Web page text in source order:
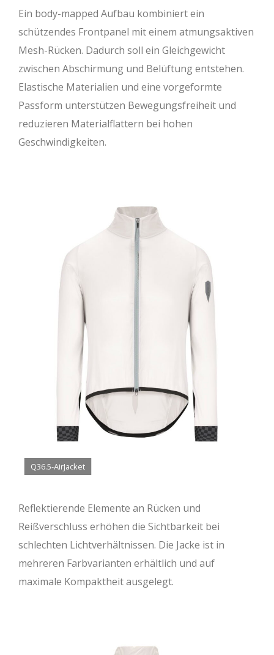
Ein body-mapped Aufbau kombiniert ein
schützendes Frontpanel mit einem atmungsaktiven
Mesh-Rücken. Dadurch soll ein Gleichgewicht
zwischen Abschirmung und Belüftung entstehen.
Elastische Materialien und eine vorgeformte
Passform unterstützen Bewegungsfreiheit und
reduzieren Materialflattern bei hohen
Geschwindigkeiten.
Q36.5-AirJacket
Reflektierende Elemente an Rücken und
Reißverschluss erhöhen die Sichtbarkeit bei
schlechten Lichtverhältnissen. Die Jacke ist in
mehreren Farbvarianten erhältlich und auf
maximale Kompaktheit ausgelegt.